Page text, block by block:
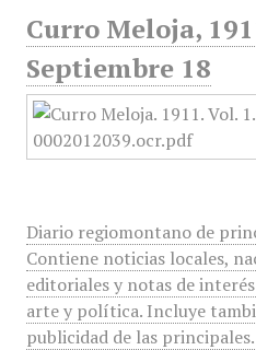
Curro Meloja,
Septiembre 18
Diario regiomontano de
Contiene noticias locales,
editoriales y notas de
arte y política. Incluye
publicidad de las